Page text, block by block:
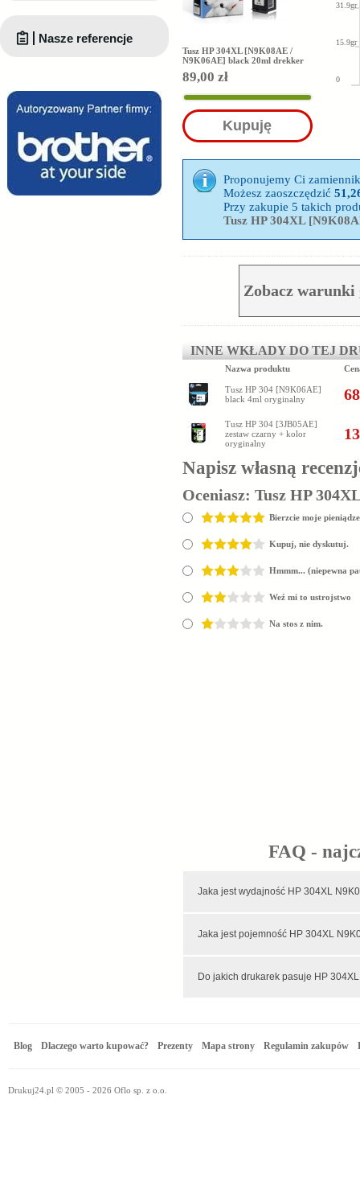
Tusz HP 304XL [N9K08AE /
N9K06AE] black 20ml drekker
89,00 zł
Kupuję
31.9gr
15.9gr
0
Proponujemy Ci
Możesz zaoszczędzić
Przy zakupie 5 takich
Tusz HP 304XL
Zobacz
INNE WKŁADY DO TEJ
Nazwa produktu
Tusz HP 304 [N9K06AE]
black 4ml oryginalny
Tusz HP 304 [3JB05AE]
zestaw czarny + kolor
oryginalny
Napisz własną
Oceniasz: Tusz HP
Bierzcie moje
Kupuj, nie dyskutuj.
Hmmm... (niepewna
Weź mi to ustrojstwo
Na stos z nim.
FAQ -
Jaka jest wydajność HP
Jaka jest pojemność HP
Do jakich drukarek pasuje HP
Nasze referencje
Blog Dlaczego warto kupować? Prezenty Mapa strony Regulamin zakupów
Drukuj24.pl © 2005 - 2026 Oflo sp. z o.o.